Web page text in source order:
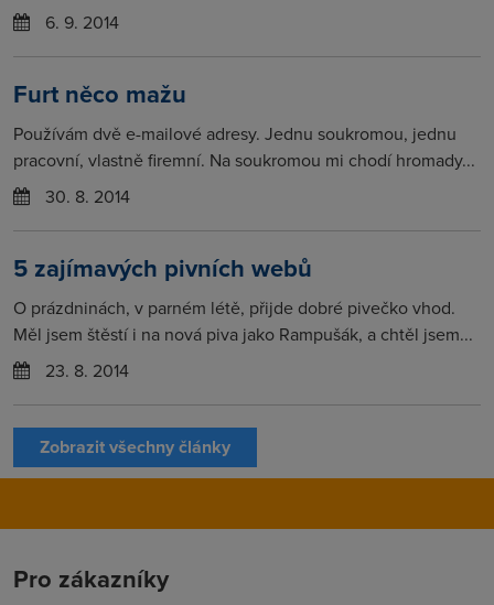
6. 9. 2014
Furt něco mažu
Používám dvě e-mailové adresy. Jednu soukromou, jednu
pracovní, vlastně firemní. Na soukromou mi chodí hromady...
30. 8. 2014
5 zajímavých pivních webů
O prázdninách, v parném létě, přijde dobré pivečko vhod.
Měl jsem štěstí i na nová piva jako Rampušák, a chtěl jsem...
23. 8. 2014
Zobrazit všechny články
Pro zákazníky